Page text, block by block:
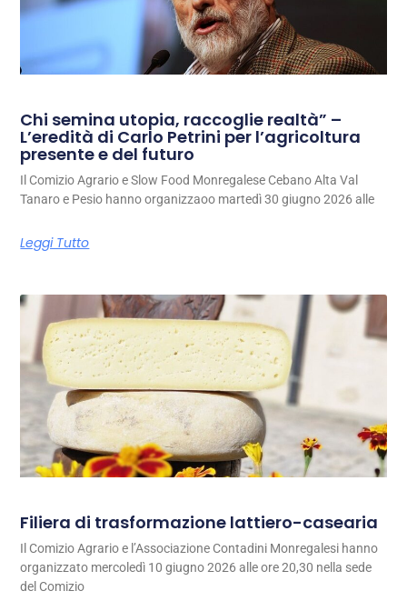
Chi semina utopia, raccoglie realtà” –
L’eredità di Carlo Petrini per l’agricoltura
presente e del futuro
Il Comizio Agrario e Slow Food Monregalese Cebano Alta Val
Tanaro e Pesio hanno organizzaoo martedì 30 giugno 2026 alle
Leggi Tutto
Filiera di trasformazione lattiero-casearia
Il Comizio Agrario e l’Associazione Contadini Monregalesi hanno
organizzato mercoledì 10 giugno 2026 alle ore 20,30 nella sede
del Comizio